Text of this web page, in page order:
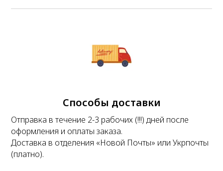
Способы доставки
Отправка в течение 2-3 рабочих (!!!) дней после
оформления и оплаты заказа.
Доставка в отделения «Новой Почты» или Укрпочты
(платно).